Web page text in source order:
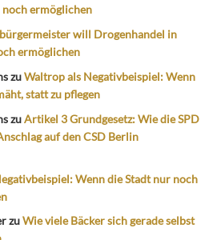
noch ermöglichen
will Drogenhandel in
ermöglichen
zuWaltrop als Negativbeispiel: Wenn
statt zu pflegen
zuArtikel 3 Grundgesetz: Wie die SPD
auf den CSD Berlin
Wenn die Stadt nur noch
zuWie viele Bäcker sich gerade selbst